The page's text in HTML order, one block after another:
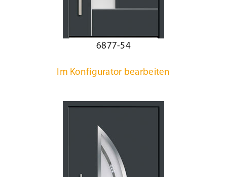
6877-54
Im Konfigurator bearbeiten